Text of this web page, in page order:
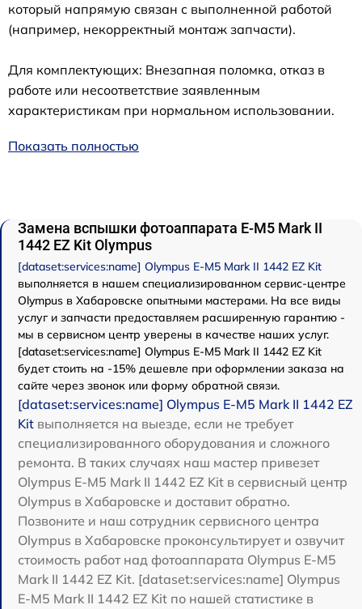
который напрямую связан с выполненной работой
(например, некорректный монтаж запчасти).
Для комплектующих: Внезапная поломка, отказ в
работе или несоответствие заявленным
характеристикам при нормальном использовании.
Показать полностью
Замена вспышки фотоаппарата E‑M5 Mark II
1442 EZ Kit Olympus
[dataset:services:name] Olympus E‑M5 Mark II 1442 EZ Kit
выполняется в нашем специализированном сервис-центре
Olympus в Хабаровске опытными мастерами. На все виды
услуг и запчасти предоставляем расширенную гарантию -
мы в сервисном центр уверены в качестве наших услуг.
[dataset:services:name] Olympus E‑M5 Mark II 1442 EZ Kit
будет стоить на -15% дешевле при оформлении заказа на
сайте через звонок или форму обратной связи.
[dataset:services:name] Olympus E‑M5 Mark II 1442 EZ
Kit выполняется на выезде, если не требует
специализированного оборудования и сложного
ремонта. В таких случаях наш мастер привезет
Olympus E‑M5 Mark II 1442 EZ Kit в сервисный центр
Olympus в Хабаровске и доставит обратно.
Позвоните и наш сотрудник сервисного центра
Olympus в Хабаровске проконсультирует и озвучит
стоимость работ над фотоаппарата Olympus E‑M5
Mark II 1442 EZ Kit. [dataset:services:name] Olympus
E‑M5 Mark II 1442 EZ Kit по нашей статистике в